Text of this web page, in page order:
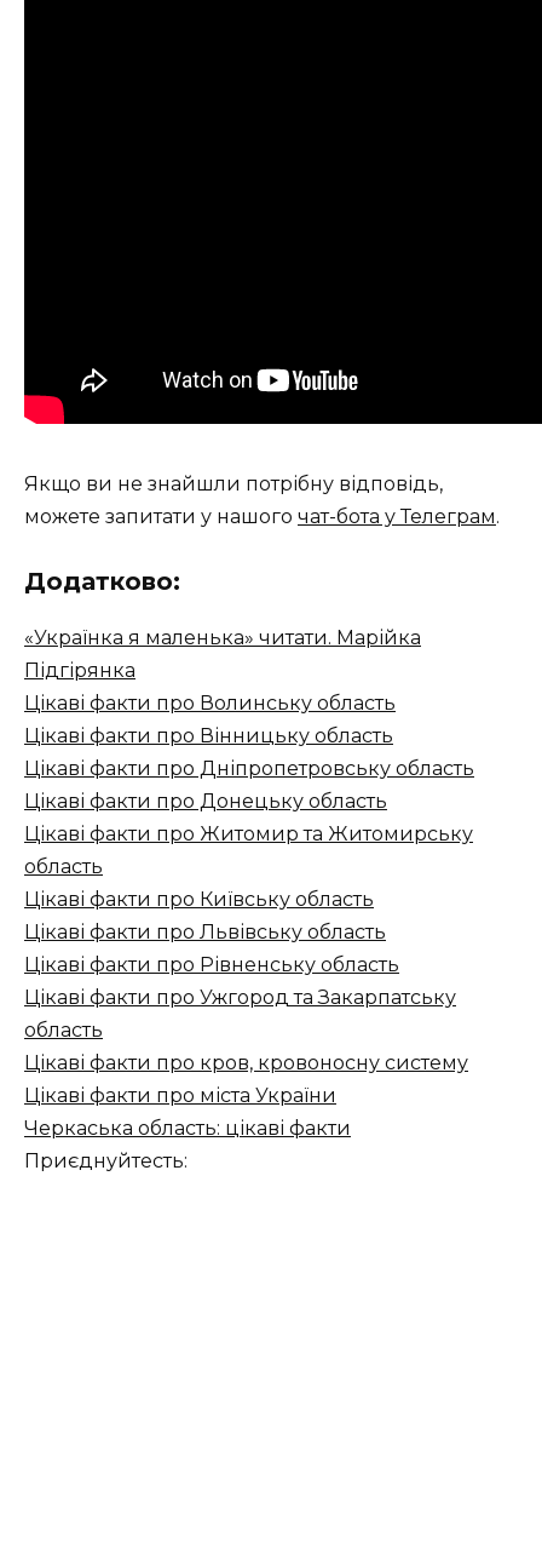
Якщо ви не знайшли потрібну відповідь,
можете запитати у нашого чат-бота у Телеграм.
Додатково:
«Українка я маленька» читати. Марійка
Підгірянка
Цікаві факти про Волинську область
Цікаві факти про Вінницьку область
Цікаві факти про Дніпропетровську область
Цікаві факти про Донецьку область
Цікаві факти про Житомир та Житомирську
область
Цікаві факти про Київську область
Цікаві факти про Львівську область
Цікаві факти про Рівненську область
Цікаві факти про Ужгород та Закарпатську
область
Цікаві факти про кров, кровоносну систему
Цікаві факти про міста України
Черкаська область: цікаві факти
Приєднуйтесть: